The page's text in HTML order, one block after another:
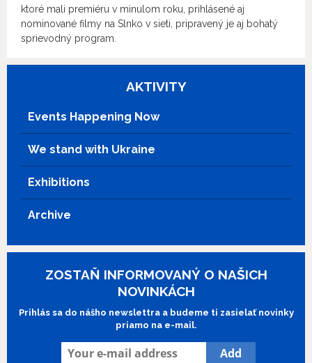
ktoré mali premiéru v minulom roku, prihlásené aj
nominované filmy na Slnko v sieti, pripravený je aj bohatý
sprievodný program.
AKTIVITY
Events Happening Now
We stand with Ukraine
Exhibitions
Archive
ZOSTAŇ INFORMOVANÝ O NAŠICH
NOVINKÁCH
Prihlás sa do nášho newslettra a budeme ti zasielať novinky
priamo na e-mail.